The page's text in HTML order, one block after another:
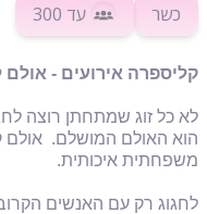
כשר עד 300
קליספרה אירועים - אולם
לא כל זוג שמתחתן רוצה
הוא האולם המושלם. אולם
משפחתית איכותית.
לחגוג רק עם האנשים